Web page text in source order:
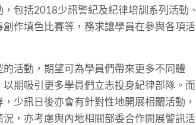
包括2018少訊警紀及紀律培訓系列活動、
作填色比賽等，務求讓學員在參與各項活
活動，期望可為學員們帶來更多不同體
期吸引更多學員們立志投身紀律部隊。而
少訊日後亦會有針對性地開展相關活動，
，亦考慮與內地相關部委合作開展警訊活